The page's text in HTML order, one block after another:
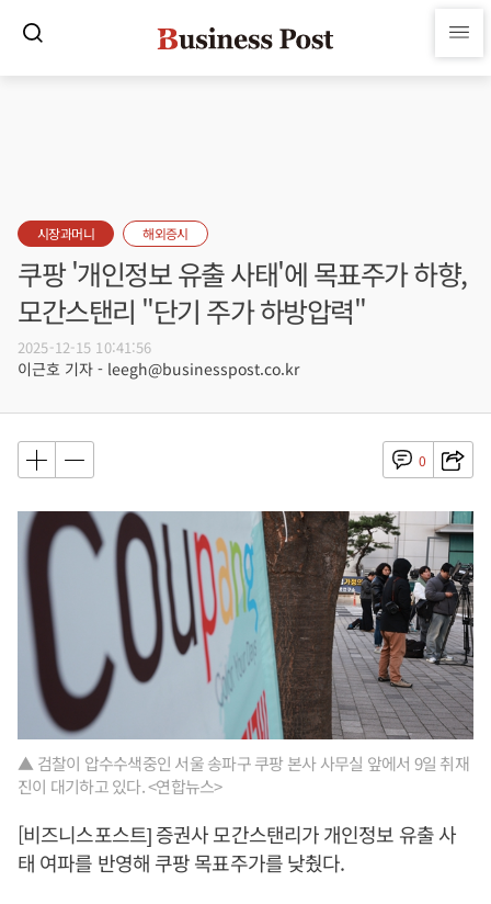
시장과머니 해외증시
쿠팡 '개인정보 유출 사태'에 목표주가 하향,
모간스탠리 "단기 주가 하방압력"
2025-12-15 10:41:56
이근호 기자 - leegh@businesspost.co.kr
0
▲ 검찰이 압수수색중인 서울 송파구 쿠팡 본사 사무실 앞에서 9일 취재
진이 대기하고 있다. <연합뉴스>
[비즈니스포스트] 증권사 모간스탠리가 개인정보 유출 사
태 여파를 반영해 쿠팡 목표주가를 낮췄다.